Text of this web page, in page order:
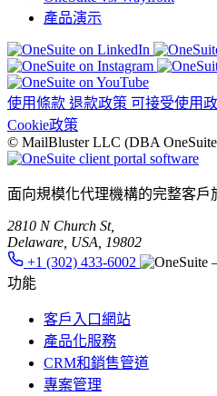
產品演示
使用條款 退款政策 可接受使用
Cookie政策
© MailBluster LLC (DBA
面向規模化代理機構的完整客戶
2810 N Church St,
Delaware, USA, 19802
+1 (302) 433-6002
功能
客戶入口網站
產品化服務
CRM和銷售管道
專案管理